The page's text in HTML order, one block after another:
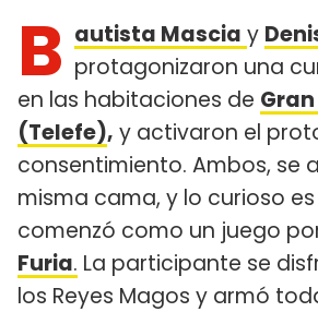
B autista Mascia y
protagonizaron una
en las habitaciones de
(Telefe), y activaron el
consentimiento. Ambos, se
misma cama, y lo curioso
comenzó como un juego
Furia. La participante se
los Reyes Magos y armó